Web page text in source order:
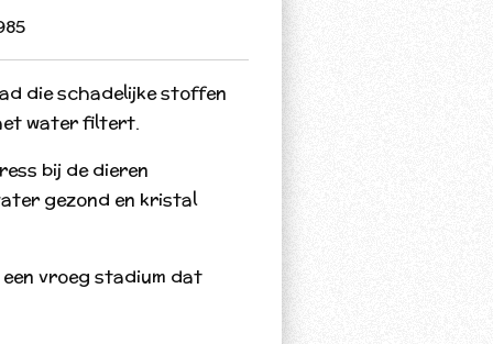
die schadelijke stoffen
water filtert.
bij de dieren
gezond en kristal
vroeg stadium dat